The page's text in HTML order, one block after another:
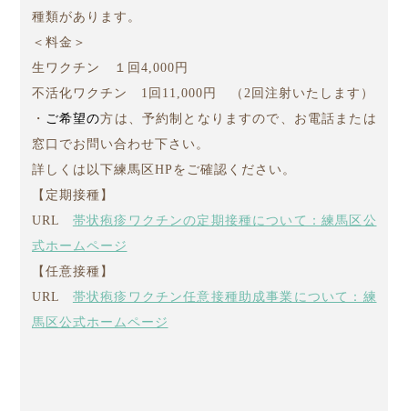
種類があります。
＜料金＞
生ワクチン １回4,000円
不活化ワクチン 1回11,000円 （2回注射いたします）
・ ご希望の方は、予約制となりますので、お電話または
窓口でお問い合わせ下さい。
詳しくは以下練馬区HPをご確認ください。
【定期接種】
URL 帯状疱疹ワクチンの定期接種について：練馬区公
式ホームページ
【任意接種】
URL 帯状疱疹ワクチン任意接種助成事業について：練
馬区公式ホームページ